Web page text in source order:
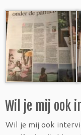
Wil je mij ook
Wil je mij ook